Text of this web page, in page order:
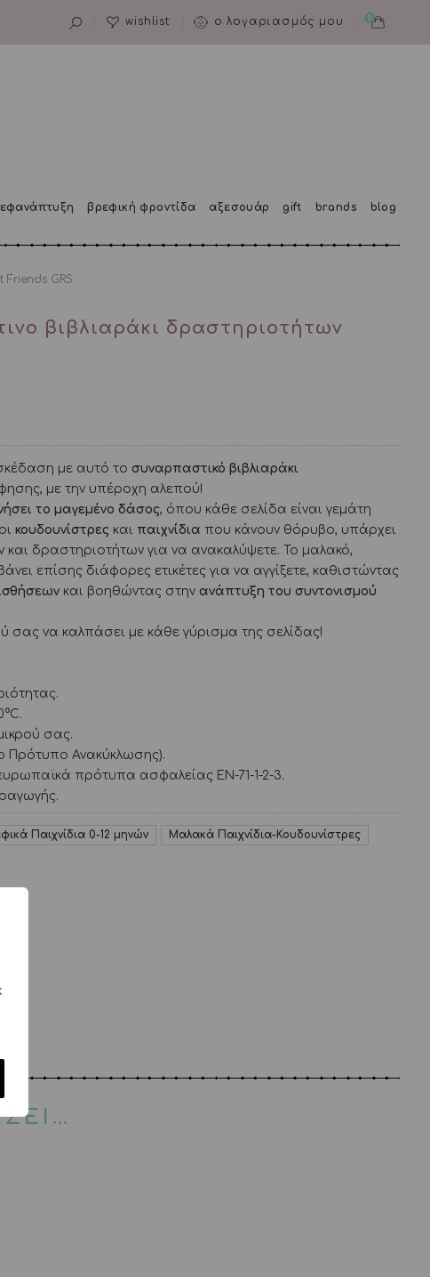
0
wishlist ο λογαριασμός μου
βρεφική φροντίδα αξεσουάρ gift brands blog
GRS
βιβλιαράκι δραστηριοτήτων
με αυτό το συναρπαστικό βιβλιαράκι
με την υπέροχη αλεπού!
το μαγεμένο δάσος, όπου κάθε σελίδα είναι γεμάτη
κουδουνίστρεςκαι παιχνίδια που κάνουν θόρυβο, υπάρχει
δραστηριοτήτων για να ανακαλύψετε. Το μαλακό,
επίσης διάφορες ετικέτες για να αγγίξετε, καθιστώντας
και βοηθώντας στην ανάπτυξη του συντονισμού
σας να καλπάσει με κάθε γύρισμα της σελίδας!
σας.
Πρότυπο Ανακύκλωσης).
πρότυπα ασφαλείας EN-71-1-2-3.
Παιχνίδια 0-12 μηνών
Μαλακά Παιχνίδια-Κουδουνίστρες